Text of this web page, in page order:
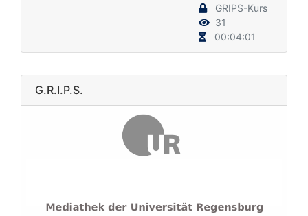
GRIPS-Kurs
31
00:04:01
G.R.I.P.S.